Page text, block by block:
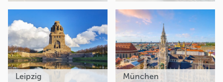
Leipzig München